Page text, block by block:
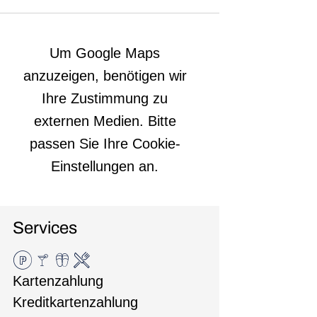
Um Google Maps
anzuzeigen, benötigen wir
Ihre Zustimmung zu
externen Medien. Bitte
passen Sie Ihre Cookie-
Einstellungen an.
Services
Kartenzahlung
Kreditkartenzahlung